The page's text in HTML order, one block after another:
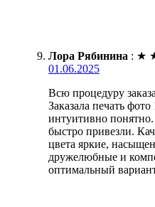
Лора Рябинина : ★
01.06.2025
Всю процедуру
Заказала печать фото
интуитивно
быстро привезли.
цвета яркие,
дружелюбные и
оптимальный